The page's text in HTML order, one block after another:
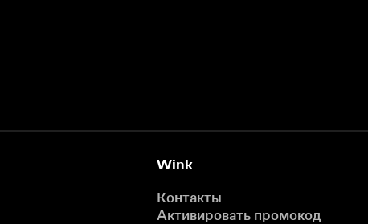
Wink
Контакты
Активировать промокод